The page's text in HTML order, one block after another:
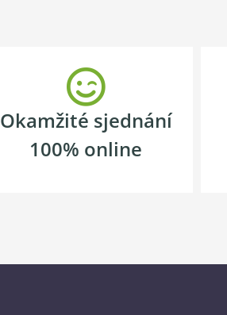
Okamžité sjednání
100% online